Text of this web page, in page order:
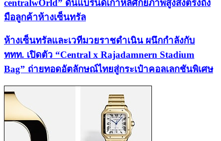
centralwOrld” ดันแบรนด์เกาหลีศักยภาพสูงส่งตรงถึง
มือลูกค้าห้างเซ็นทรัล
ห้างเซ็นทรัลและเวทีมวยราชดำเนิน ผนึกกำลังกับ
ททท. เปิดตัว “Central x Rajadamnern Stadium
Bag” ถ่ายทอดอัตลักษณ์ไทยสู่กระเป๋าคอลเลกชันพิเศษ